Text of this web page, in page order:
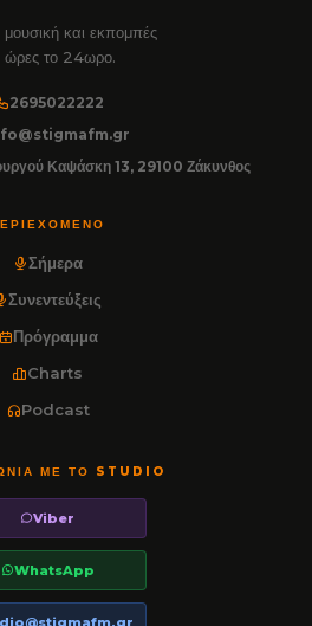
μουσική και εκπομπές
το 24ωρο.
2695022222
Καψάσκη 13, 29100 Ζάκυνθος
Σήμερα
Συνεντεύξεις
Πρόγραμμα
Charts
Podcast
ΜΕ ΤΟ STUDIO
Viber
WhatsApp